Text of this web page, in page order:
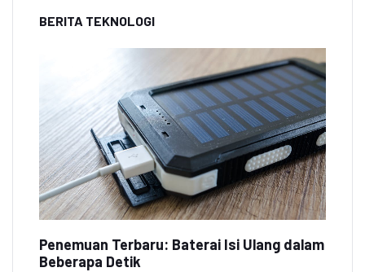
BERITA TEKNOLOGI
Penemuan Terbaru: Baterai Isi Ulang dalam
Beberapa Detik